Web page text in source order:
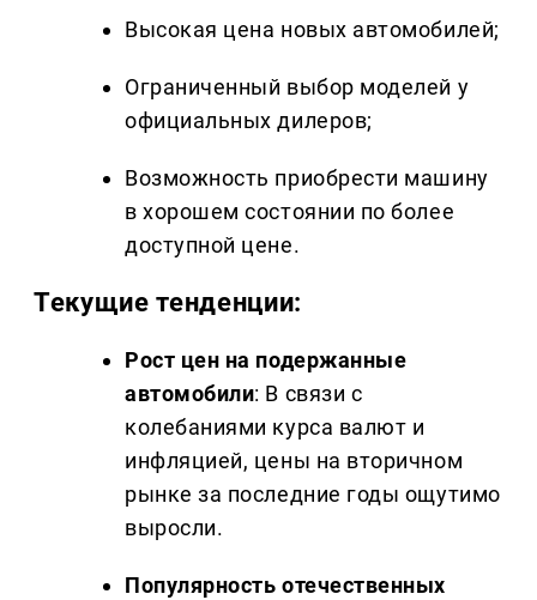
Высокая цена новых автомобилей;
Ограниченный выбор моделей у
официальных дилеров;
Возможность приобрести машину
в хорошем состоянии по более
доступной цене.
Текущие тенденции:
Рост цен на подержанные
автомобили: В связи с
колебаниями курса валют и
инфляцией, цены на вторичном
рынке за последние годы ощутимо
выросли.
Популярность отечественных